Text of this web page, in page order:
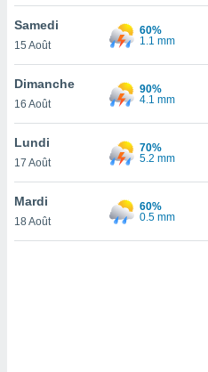
votre
à
en
le
Samedi
15 Août
60%
1.1 mm
Dimanche
16 Août
90%
4.1 mm
Lundi
17 Août
70%
5.2 mm
Mardi
18 Août
60%
0.5 mm